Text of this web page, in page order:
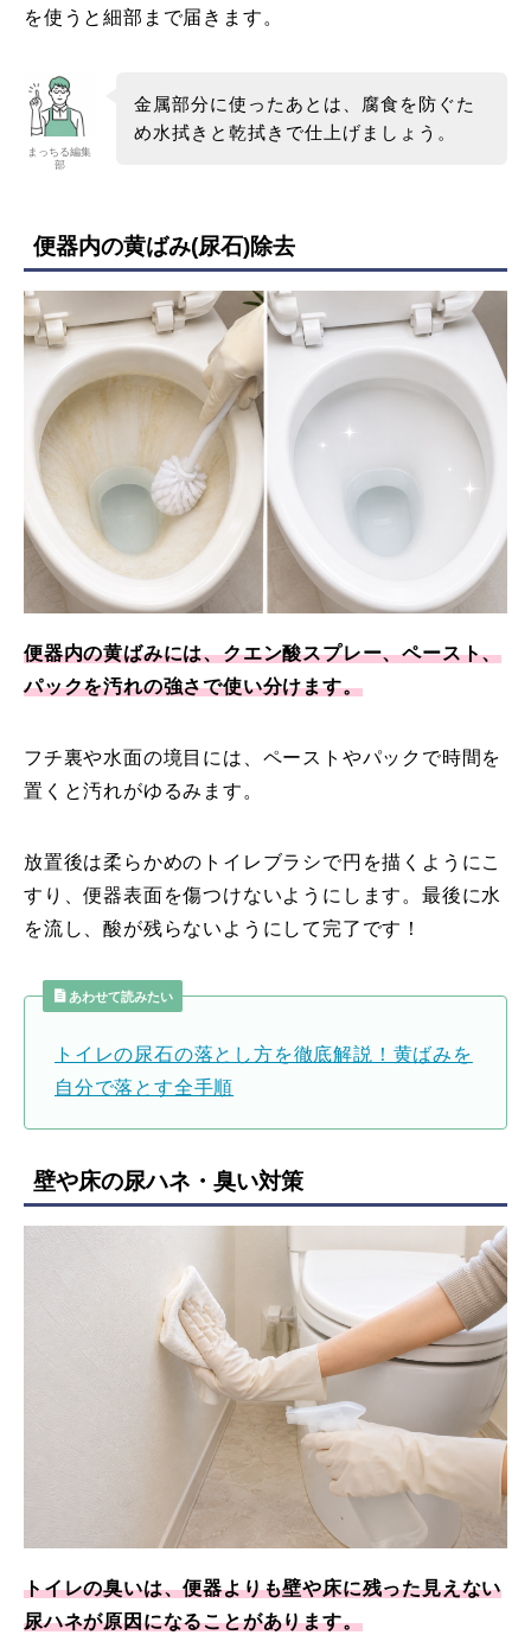
を使うと細部まで届きます。
まっちる編集
部
金属部分に使ったあとは、腐食を防ぐた
め水拭きと乾拭きで仕上げましょう。
便器内の黄ばみ(尿石)除去
便器内の黄ばみには、クエン酸スプレー、ペースト、
パックを汚れの強さで使い分けます。
フチ裏や水面の境目には、ペーストやパックで時間を
置くと汚れがゆるみます。
放置後は柔らかめのトイレブラシで円を描くようにこ
すり、便器表面を傷つけないようにします。最後に水
を流し、酸が残らないようにして完了です！
あわせて読みたい
トイレの尿石の落とし方を徹底解説！黄ばみを
自分で落とす全手順
壁や床の尿ハネ・臭い対策
トイレの臭いは、便器よりも壁や床に残った見えない
尿ハネが原因になることがあります。